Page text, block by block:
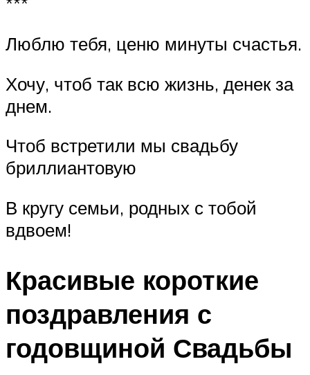
Люблю тебя, ценю минуты счастья.
Хочу, чтоб так всю жизнь, денек за
днем.
Чтоб встретили мы свадьбу
бриллиантовую
В кругу семьи, родных с тобой
вдвоем!
Красивые короткие
поздравления с
годовщиной Свадьбы